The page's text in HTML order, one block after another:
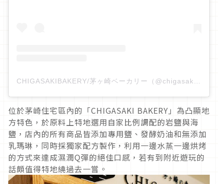
位於茅崎住宅區內的「CHIGASAKI BAKERY」為凸顯地
方特色，於原料上特地選用自家比例調配的岩鹽與海
鹽，店內的所有商品皆添加專用鹽、發酵奶油和無添加
乳瑪琳，同時採獨家配方製作，利用一邊水蒸一邊烘烤
的方式來達成濕潤Q彈的絕佳口感，若有到附近遊玩的
話頗值得特地繞過去一嘗。